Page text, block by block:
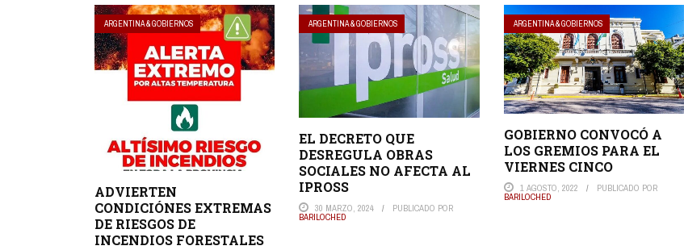
ARGENTINA & GOBIERNOS
ADVIERTEN
CONDICIÓNES EXTREMAS
DE RIESGOS DE
INCENDIOS FORESTALES
ARGENTINA & GOBIERNOS
EL DECRETO QUE
DESREGULA OBRAS
SOCIALES NO AFECTA AL
IPROSS
30 MARZO, 2024 PUBLICADO POR
BARILOCHED
ARGENTINA & GOBIERNOS
GOBIERNO CONVOCÓ A
LOS GREMIOS PARA EL
VIERNES CINCO
1 AGOSTO, 2022 PUBLICADO POR
BARILOCHED